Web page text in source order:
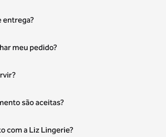
entrega?
meu pedido?
são aceitas?
com a Liz Lingerie?